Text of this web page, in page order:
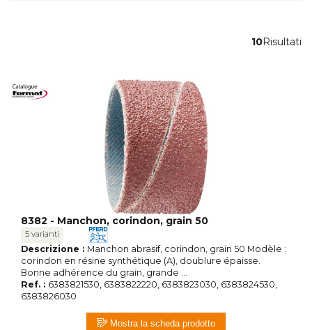
10Risultati
8382 - Manchon, corindon, grain 50
5 varianti
Descrizione : Manchon abrasif, corindon, grain 50 Modèle :
corindon en résine synthétique (A), doublure épaisse.
Bonne adhérence du grain, grande ...
Ref. : 6383821530, 6383822220, 6383823030, 6383824530,
6383826030
Mostra la scheda prodotto